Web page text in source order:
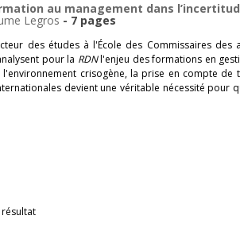
au management dans
Legros - 7 pages
des études à l'École des Commissaires des
pour la RDNl'enjeu des formations en
crisogène, la prise en compte de
devient une véritable nécessité pour
résultat